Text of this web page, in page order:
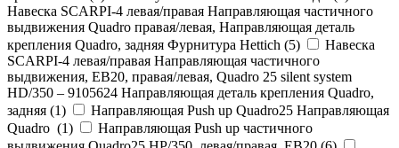
Навеска SCARPI-4 левая/правая Направляющая частичного
выдвижения Quadro правая/левая, Направляющая деталь
крепления Quadro, задняя Фурнитура Hettich (5)
Навеска
SCARPI-4 левая/правая Направляющая частичного
выдвижения, ЕВ20, правая/левая, Quadro 25 silent system
HD/350 – 9105624 Направляющая деталь крепления Quadro,
задняя (1)
Направляющая Push up Quadro25 Направляющая
Quadro (1)
Направляющая Push up частичного